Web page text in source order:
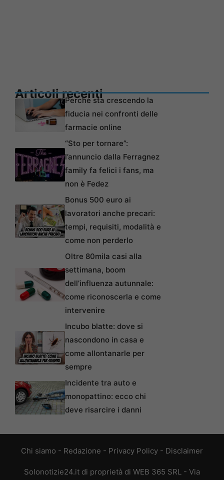
Articoli recentiPerché sta crescendo la
fiducia nei confronti delle
farmacie online
“Sto per tornare”:
l’annuncio dalla Ferragnez
family fa felici i fans, ma
non è Fedez
Bonus 500 euro ai
lavoratori anche precari:
tempi, requisiti, modalità e
come non perderlo
Oltre 80mila casi alla
settimana, boom
dell’influenza autunnale:
come riconoscerla e come
intervenire
Incubo blatte: dove si
nascondono in casa e
come allontanarle per
sempre
Incidente tra auto e
monopattino: ecco chi
deve risarcire i danni
Chi siamo - Redazione - Privacy Policy - Disclaimer
Solonotizie24.it di proprietà di WEB 365 SRL - Via